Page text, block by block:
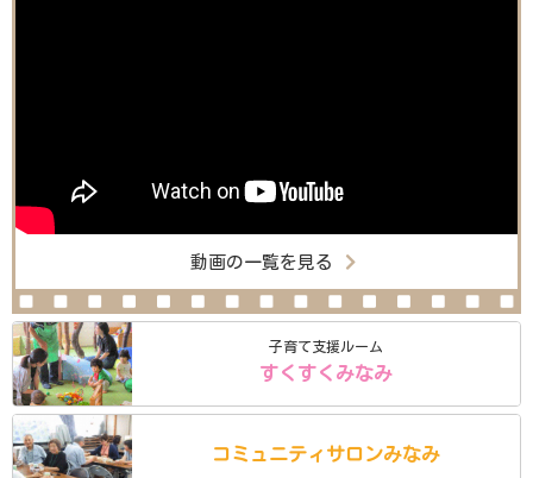
動画の一覧を見る
子育て支援ルーム
すくすくみなみ
コミュニティ サロンみなみ